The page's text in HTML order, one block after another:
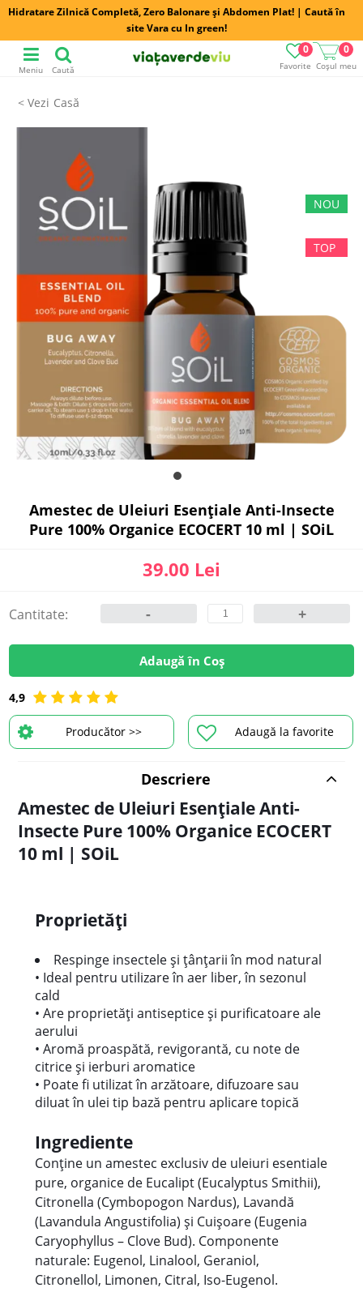
Hidratare Zilnică Completă, Zero Balonare și Abdomen Plat! | Caută în
site Vara cu In green!
Favorite
0
Coșul meu
0
Meniu Caută
Casă
4,9
Adaugă la favorite
Producător >>
Amestec de Uleiuri Esențiale Anti-Insecte
Pure 100% Organice ECOCERT 10 ml | SOiL
39.00 Lei
Cantitate: - +
Adaugă în Coș
Descriere
Amestec de Uleiuri Esențiale Anti-
Insecte Pure 100% Organice ECOCERT
10 ml | SOiL
Proprietăți
Respinge insectele și țânțarii în mod natural
• Ideal pentru utilizare în aer liber, în sezonul
cald
• Are proprietăți antiseptice și purificatoare ale
aerului
• Aromă proaspătă, revigorantă, cu note de
citrice și ierburi aromatice
• Poate fi utilizat în arzătoare, difuzoare sau
diluat în ulei tip bază pentru aplicare topică
Ingrediente
Conține un amestec exclusiv de uleiuri esentiale
pure, organice de Eucalipt (Eucalyptus Smithii),
Citronella (Cymbopogon Nardus), Lavandă
(Lavandula Angustifolia) și Cuișoare (Eugenia
Caryophyllus – Clove Bud). Componente
naturale: Eugenol, Linalool, Geraniol,
Citronellol, Limonen, Citral, Iso-Eugenol.